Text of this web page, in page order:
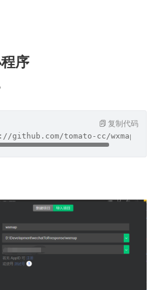
序
tomato-cc/wxmap.git
复制代码